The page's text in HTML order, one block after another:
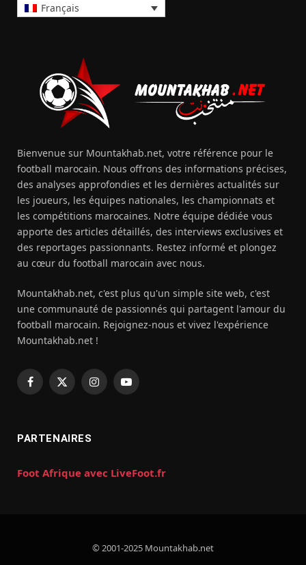
Français
Bienvenue sur Mountakhab.net, votre référence pour le
football marocain. Nous offrons des informations précises,
des analyses approfondies et les dernières actualités sur
les joueurs, les équipes nationales, les championnats et
les compétitions marocaines. Notre équipe dédiée vous
apporte des articles détaillés, des interviews exclusives et
des reportages passionnants. Restez informé et plongez
au cœur du football marocain avec nous.
Mountakhab.net, c'est plus qu'un simple site web, c'est
une communauté de passionnés qui partagent l'amour du
football marocain. Rejoignez-nous et vivez l'expérience
Mountakhab.net !
Facebook
X
InstagramYouTube
PARTENAIRES
Foot Afrique avec LiveFoot.fr
© 2001-2025 Mountakhab.net